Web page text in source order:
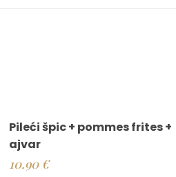
Pileći špic + pommes frites +
ajvar
10.90 €